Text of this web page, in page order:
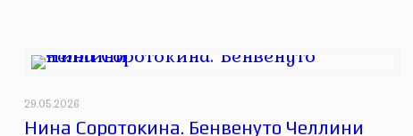
29.05.2026
Нина Соротокина. Бенвенуто Челлини